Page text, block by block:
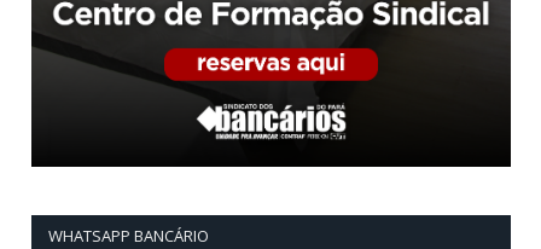
WHATSAPP BANCÁRIO